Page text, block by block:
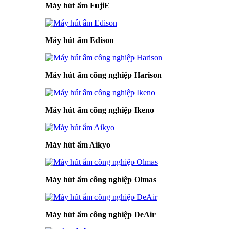
Máy hút ẩm FujiE
Máy hút ẩm Edison
Máy hút ẩm công nghiệp Harison
Máy hút ẩm công nghiệp Ikeno
Máy hút ẩm Aikyo
Máy hút ẩm công nghiệp Olmas
Máy hút ẩm công nghiệp DeAir